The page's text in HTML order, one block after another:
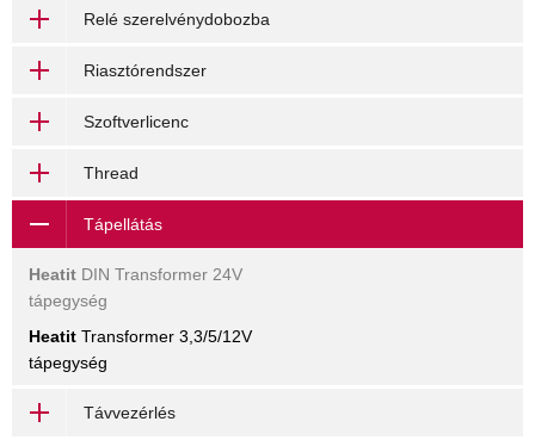
Relé szerelvénydobozba
Riasztórendszer
Szoftverlicenc
Thread
Tápellátás
Heatit DIN Transformer 24V
tápegység
Heatit Transformer 3,3/5/12V
tápegység
Távvezérlés